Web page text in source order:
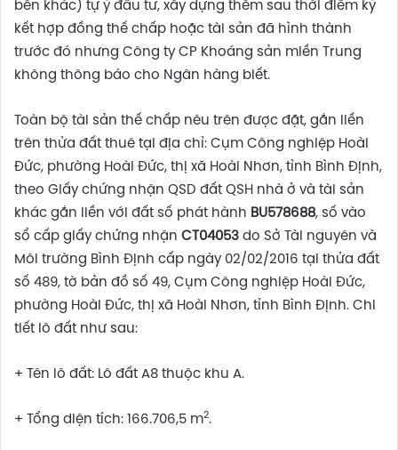
bên khác) tự ý đầu tư, xây dựng thêm sau thời điểm ký
kết hợp đồng thế chấp hoặc tài sản đã hình thành
trước đó nhưng Công ty CP Khoáng sản miền Trung
không thông báo cho Ngân hàng biết.
Toàn bộ tài sản thế chấp nêu trên được đặt, gắn liền
trên thửa đất thuê tại địa chỉ: Cụm Công nghiệp Hoài
Đức, phường Hoài Đức, thị xã Hoài Nhơn, tỉnh Bình Định,
theo Giấy chứng nhận QSD đất QSH nhà ở và tài sản
khác gắn liền với đất số phát hành BU578688, số vào
sổ cấp giấy chứng nhận CT04053 do Sở Tài nguyên và
Môi trường Bình Định cấp ngày 02/02/2016 tại thửa đất
số 489, tờ bản đồ số 49, Cụm Công nghiệp Hoài Đức,
phường Hoài Đức, thị xã Hoài Nhơn, tỉnh Bình Định. Chi
tiết lô đất như sau:
+ Tên lô đất: Lô đất A8 thuộc khu A.
+ Tổng diện tích: 166.706,5 m2.